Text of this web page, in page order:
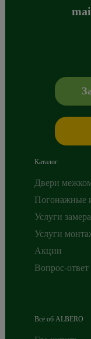
+7 800 765 43 42,
Каталог
Двери
Погонажные
Услуги замера
Услуги
Акции
Вопрос-ответ
Всё об ALBERO